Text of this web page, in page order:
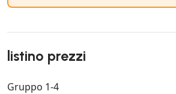
listino prezzi
Gruppo 1-4